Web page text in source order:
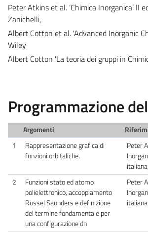
Peter Atkins et al. ‘Chimica Inorganica’ II
Zanichelli,
Albert Cotton et al. 'Advanced Inorganic
Wiley
Albert Cotton 'La teoria dei gruppi in
Programmazione
Argomenti
1
Rappresentazione grafica di
funzioni orbitaliche.
Peter
2
Funzioni stato ed atomo
polielettronico, accoppiamento
Russel Saunders e definizione
del termine fondamentale per
una configurazione dn
Peter